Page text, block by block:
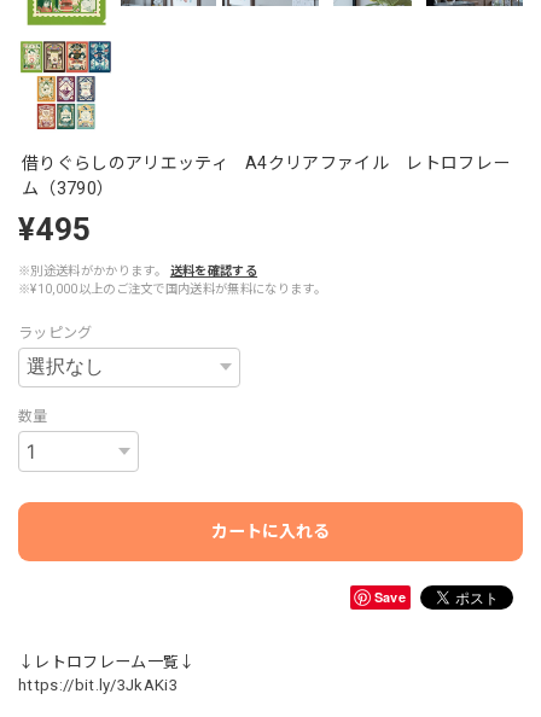
借りぐらしのアリエッティ A4クリアファイル レトロフレー
ム（3790）
¥495
※別途送料がかかります。
送料を確認する
※¥10,000以上のご注文で国内送料が無料になります。
ラッピング
数量
カートに入れる
Save
↓レトロフレーム一覧↓
https://bit.ly/3JkAKi3